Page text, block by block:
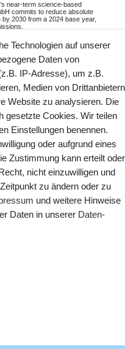
near-term science-based
commits to reduce absolute
2030 from a 2024 base year,
Kontakt
Instagram
Alle Rechte vorbehalten.
Technologien auf unserer
Daten von
IP-Adresse), um z.B.
Medien von Drittanbietern
Website zu analysieren. Die
gesetzte Cookies. Wir teilen
Einstellungen benennen.
oder aufgrund eines
Zustimmung kann erteilt oder
nicht einzuwilligen und
zu ändern oder zu
und weitere Hinweise
Daten in unserer Daten­